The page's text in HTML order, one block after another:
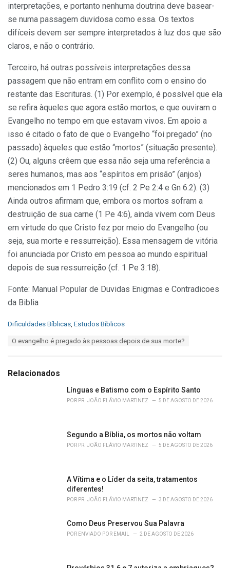
interpretações, e portanto nenhuma doutrina deve basear-
se numa passagem duvidosa como essa. Os textos
difíceis devem ser sempre interpretados à luz dos que são
claros, e não o contrário.
Terceiro, há outras possíveis interpretações dessa
passagem que não entram em conflito com o ensino do
restante das Escrituras. (1) Por exemplo, é possível que ela
se refira àqueles que agora estão mortos, e que ouviram o
Evangelho no tempo em que estavam vivos. Em apoio a
isso é citado o fato de que o Evangelho “foi pregado” (no
passado) àqueles que estão “mortos” (situação presente).
(2) Ou, alguns crêem que essa não seja uma referência a
seres humanos, mas aos “espíritos em prisão” (anjos)
mencionados em 1 Pedro 3:19 (cf. 2 Pe 2:4 e Gn 6:2). (3)
Ainda outros afirmam que, embora os mortos sofram a
destruição de sua carne (1 Pe 4:6), ainda vivem com Deus
em virtude do que Cristo fez por meio do Evangelho (ou
seja, sua morte e ressurreição). Essa mensagem de vitória
foi anunciada por Cristo em pessoa ao mundo espiritual
depois de sua ressurreição (cf. 1 Pe 3:18).
Fonte: Manual Popular de Duvidas Enigmas e Contradicoes
da Biblia
C
o
r
Dificuldades Bíblicas Estudos Bíblicos
:
O evangelho é pregado às pessoas depois de sua morte?
Relacionados
Línguas e Batismo com o Espírito Santo
POR PR. JOÃO FLÁVIO MARTINEZ 5 DE AGOSTO DE 2026
Segundo a Bíblia, os mortos não voltam
POR PR. JOÃO FLÁVIO MARTINEZ 5 DE AGOSTO DE 2026
A Vítima e o Líder da seita, tratamentos
diferentes!
POR PR. JOÃO FLÁVIO MARTINEZ 3 DE AGOSTO DE 2026
Como Deus Preservou Sua Palavra
POR ENVIADO POR EMAIL 2 DE AGOSTO DE 2026